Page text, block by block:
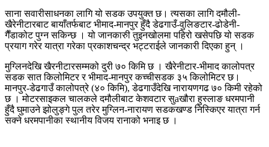
साना सवारीसाधनका लागि यो सडक उपयुक्त छ। त्यसका लागि दमौली-
खैरेनीटारबाट बायाँतर्फबाट भीमाद-मानपुर हुँदै डेढगाउँ-वुलिङटार-ढोडेनी-
गैँडाकोट पुग्न सकिन्छ । यो जानकारुी तुइनखोलमा पहिरो खसेपछि यो सडक
प्रयाग गरेर यात्रा गरेका प्रकाशचन्द्र भट्टराईले जानकारी दिएका हुन् ।
मुग्लिनदेखि खैरनीटारसम्मको दुरी ७० किमि छ । खैरेनीटार-भीमाद कालोपत्र
सडक सात किलोमिटर र भीमाद-मानपुर कच्चीसडक ३५ किलोमिटर छ।
मानपुर-डेढगाउँ कालोपत्रे (४० किमि), डेढगाउँदेखि नारायणगढ ७० किमी रहेको
छ । मोटरसाइकल चालकले दमौलीबाट केशवटार सुaखौरा हुस्लाङ धरमपानी
हुँदै घुमाउने झोलुङ्गे पुल तरेर मुग्लिन-नारायण सडकखण्ड निस्किएर यात्रा गर्न
सक्ने धरमपानीका स्थानीय विजय रानाको भनाइ छ ।